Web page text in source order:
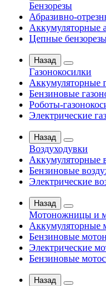
Бензорезы
Абразивно-
Аккумуляторные
Цепные
Назад
Газонокосилки
Аккумуляторные
Бензиновые
Роботы-
Электрические
Назад
Воздуходувки
Аккумуляторные
Бензиновые
Электрические
Назад
Мотоножницы и
Аккумуляторные
Бензиновые
Электрические
Бензиновые
Назад